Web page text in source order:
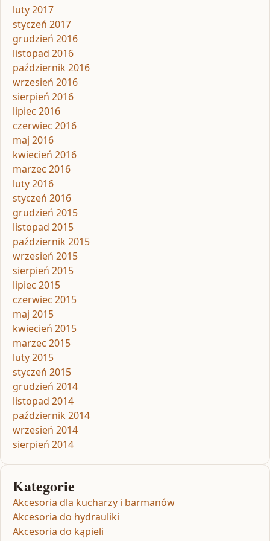
luty 2017
styczeń 2017
grudzień 2016
listopad 2016
październik 2016
wrzesień 2016
sierpień 2016
lipiec 2016
czerwiec 2016
maj 2016
kwiecień 2016
marzec 2016
luty 2016
styczeń 2016
grudzień 2015
listopad 2015
październik 2015
wrzesień 2015
sierpień 2015
lipiec 2015
czerwiec 2015
maj 2015
kwiecień 2015
marzec 2015
luty 2015
styczeń 2015
grudzień 2014
listopad 2014
październik 2014
wrzesień 2014
sierpień 2014
Kategorie
Akcesoria dla kucharzy i barmanów
Akcesoria do hydrauliki
Akcesoria do kąpieli